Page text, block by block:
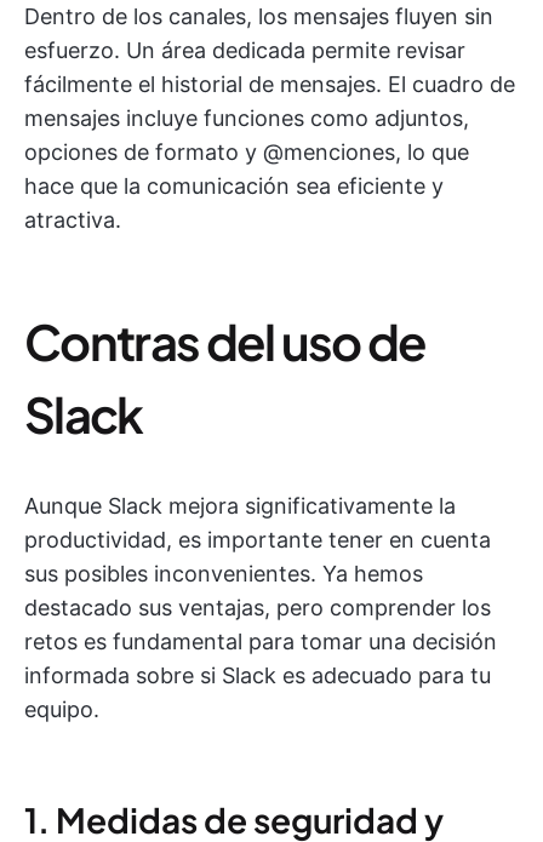
Dentro de los canales, los mensajes fluyen sin
esfuerzo. Un área dedicada permite revisar
fácilmente el historial de mensajes. El cuadro de
mensajes incluye funciones como adjuntos,
opciones de formato y @menciones, lo que
hace que la comunicación sea eficiente y
atractiva.
Contras del uso de
Slack
Aunque Slack mejora significativamente la
productividad, es importante tener en cuenta
sus posibles inconvenientes. Ya hemos
destacado sus ventajas, pero comprender los
retos es fundamental para tomar una decisión
informada sobre si Slack es adecuado para tu
equipo.
1. Medidas de seguridad y